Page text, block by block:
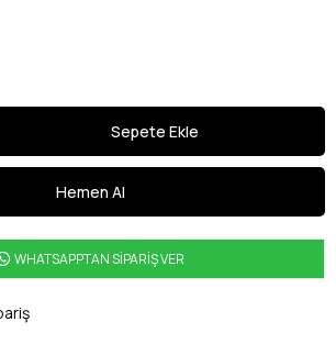
WHATSAPPTAN SİPARİŞ VER